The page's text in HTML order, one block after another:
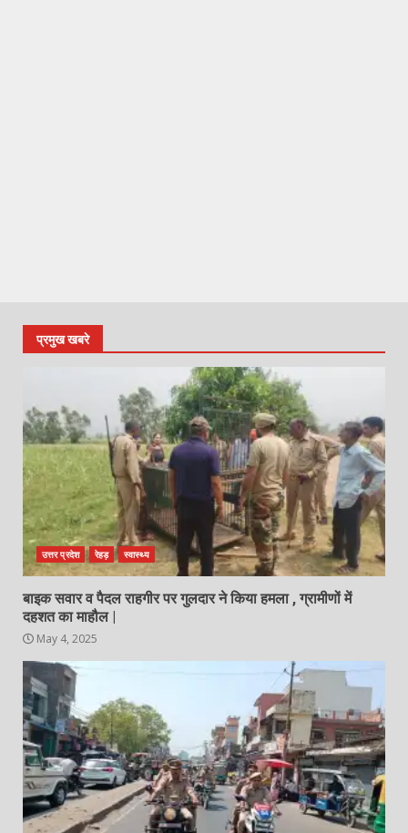
प्रमुख खबरे
उत्तर प्रदेश रेहड़ स्वास्थ्य
बाइक सवार व पैदल राहगीर पर गुलदार ने किया हमला , ग्रामीणों में
दहशत का माहौल |
May 4, 2025